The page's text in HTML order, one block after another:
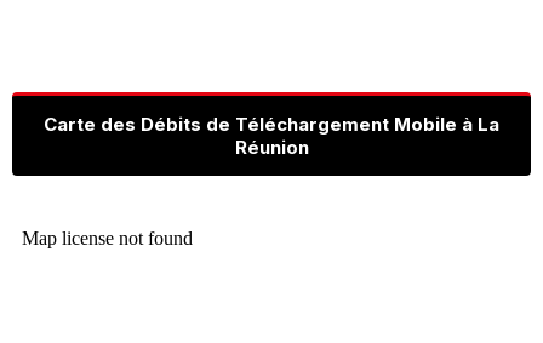
Carte des Débits de Téléchargement Mobile à La
Réunion